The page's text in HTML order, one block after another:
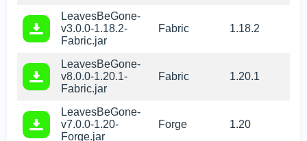
LeavesBeGone-
v3.0.0-1.18.2-
Fabric.jar
Fabric 1.18.2
LeavesBeGone-
v8.0.0-1.20.1-
Fabric.jar
Fabric 1.20.1
LeavesBeGone-
v7.0.0-1.20-
Forge.jar
Forge 1.20